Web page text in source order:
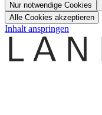
Nur notwendige Cookies
Alle Cookies akzeptieren
Inhalt anspringen